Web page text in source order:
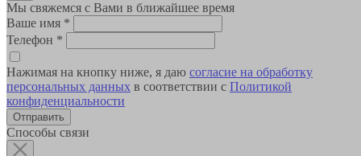
Мы свяжемся с Вами в ближайшее время
Ваше имя *
Телефон *
Нажимая на кнопку ниже, я даю согласие на обработку
персональных данных в соответствии с Политикой
конфиденциальности
Способы связи